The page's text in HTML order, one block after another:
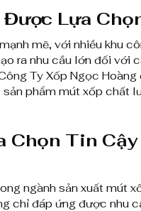
Lựa
mẽ, với nhiều khu
ra nhu cầu lớn đối với
Ty Xốp Ngọc Hoàng
phẩm mút xốp chất
Chọn Tin
ngành sản xuất mút
chỉ đáp ứng được nhu